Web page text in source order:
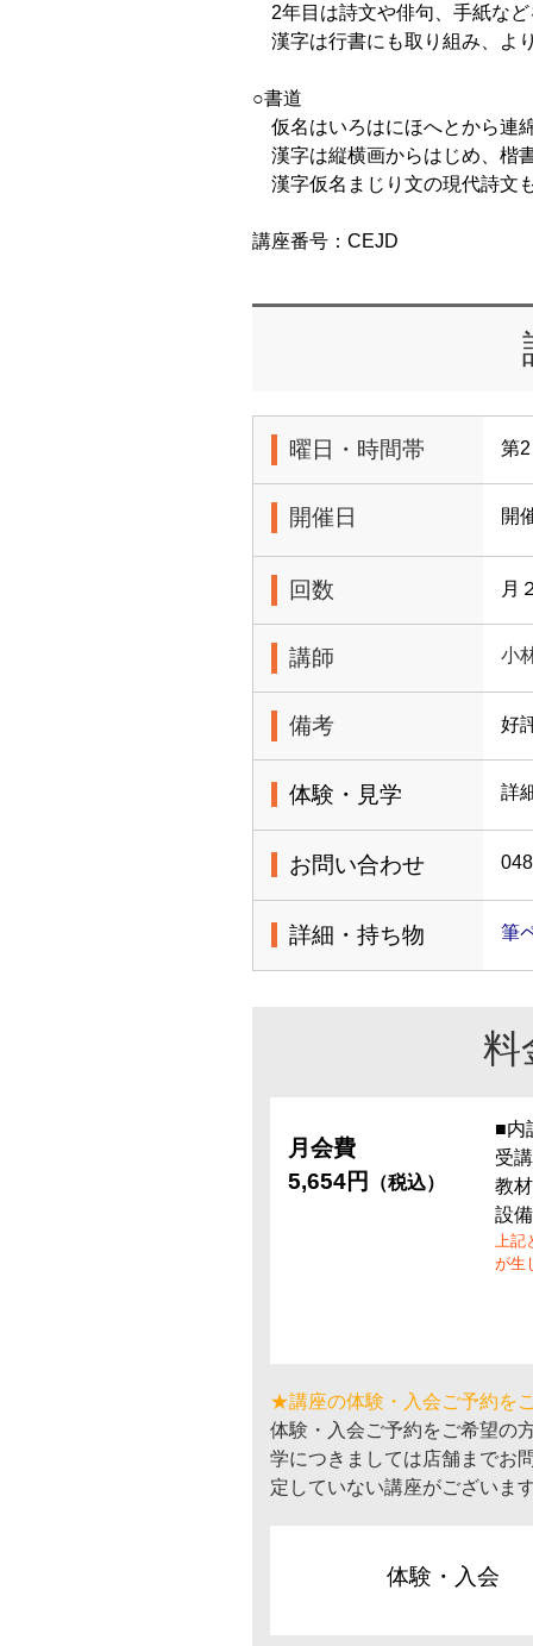
2年目は詩文や俳句、手紙な
漢字は行書にも取り組み、よ
○書道
仮名はいろはにほへとから連
漢字は縦横画からはじめ、楷
漢字仮名まじり文の現代詩文
講座番号：CEJD
曜日・時間帯 第
開催日 開
回数 月
講師 小
備考 好
体験・見学 詳
お問い合わせ
詳細・持ち物 筆
料
月会費
5,654円
（税込）
■内
受
教
設
上
が生
★講座の体験・入会ご予約を
体験・入会ご予約をご希望の
学につきましては店舗までお
定していない講座がございま
体験・入会